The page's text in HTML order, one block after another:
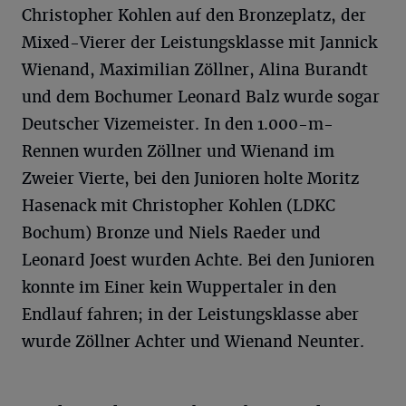
Christopher Kohlen auf den Bronzeplatz, der
Mixed-Vierer der Leistungsklasse mit Jannick
Wienand, Maximilian Zöllner, Alina Burandt
und dem Bochumer Leonard Balz wurde sogar
Deutscher Vizemeister. In den 1.000-m-
Rennen wurden Zöllner und Wienand im
Zweier Vierte, bei den Junioren holte Moritz
Hasenack mit Christopher Kohlen (LDKC
Bochum) Bronze und Niels Raeder und
Leonard Joest wurden Achte. Bei den Junioren
konnte im Einer kein Wuppertaler in den
Endlauf fahren; in der Leistungsklasse aber
wurde Zöllner Achter und Wienand Neunter.